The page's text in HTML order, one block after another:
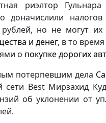
риэлтор
доначислили
но не могут их
и денег, в то
о покупке дорогих
потерпевшим дела
сети Best Мирзахид
об уклонении от